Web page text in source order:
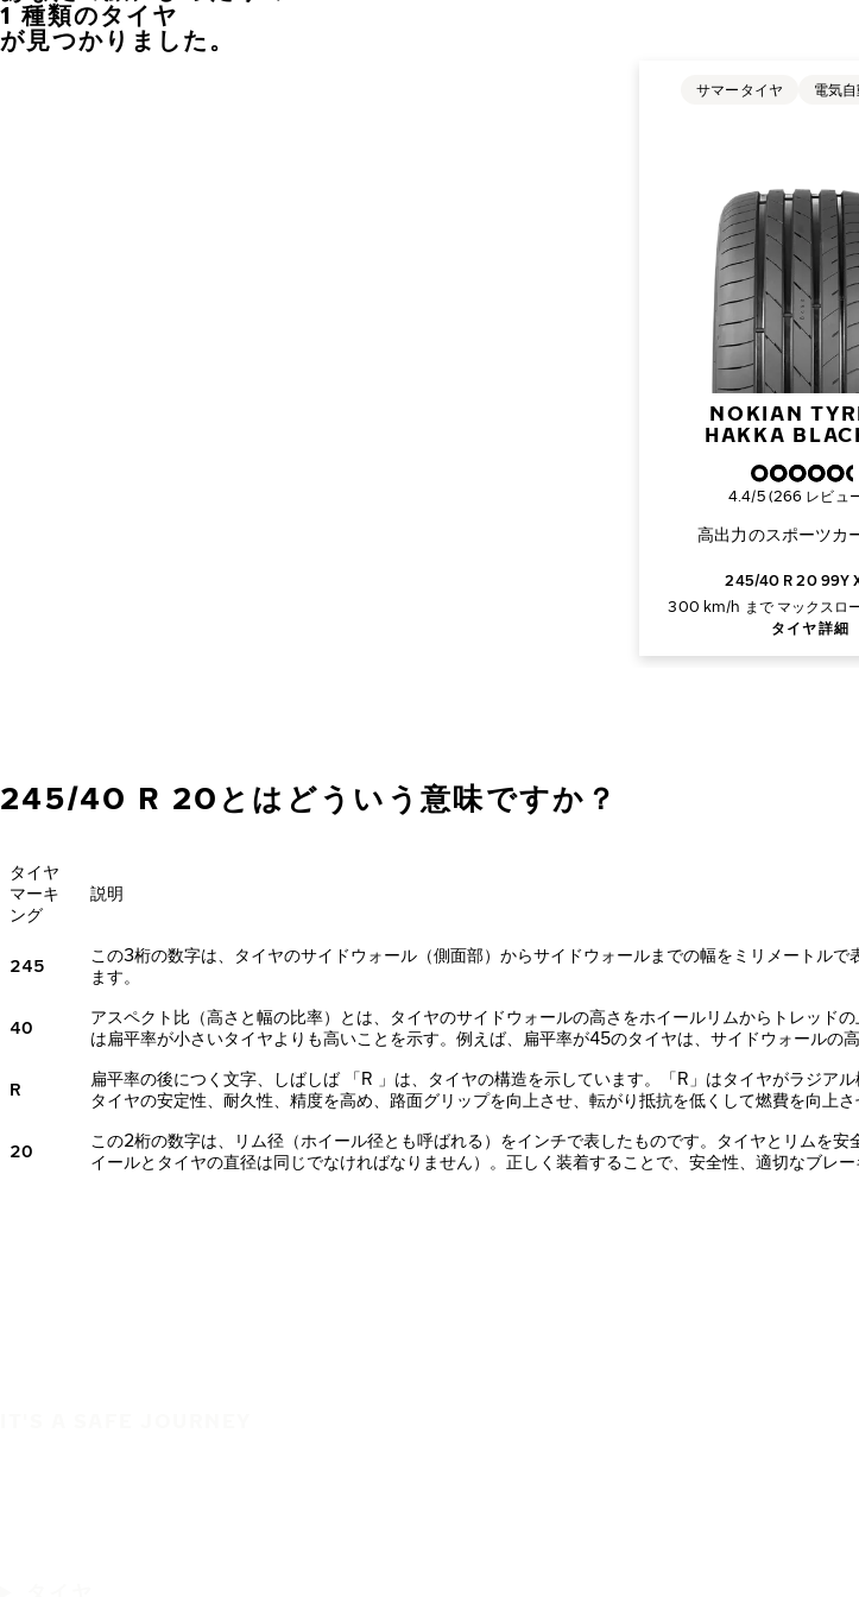
1 種類のタイヤ
が見つかりました。
NOKIAN
HAKKA
高出力のスポーツカ
サマータイヤ 電気
総合評価
4.4/5 (266 レビュ
245/40 R 20 99Y
300 km/h まで マックスロ
タイヤ詳細
245/40 R 20とはどういう意味ですか？
タイヤ
マーキ
ング
説明
245
この3桁の数字は、タイヤのサイドウォール（側面部）からサイドウォールまでの幅をミリメートル
ます。
40
アスペクト比（高さと幅の比率）とは、タイヤのサイドウォールの高さをホイールリムからトレッ
は扁平率が小さいタイヤよりも高いことを示す。例えば、扁平率が45のタイヤは、サイドウォールの
R
扁平率の後につく文字、しばしば 「R 」は、タイヤの構造を示しています。「R」はタイヤがラジア
タイヤの安定性、耐久性、精度を高め、路面グリップを向上させ、転がり抵抗を低くして燃費を向上
20
この2桁の数字は、リム径（ホイール径とも呼ばれる）をインチで表したものです。タイヤとリムを
イールとタイヤの直径は同じでなければなりません）。正しく装着することで、安全性、適切なブレ